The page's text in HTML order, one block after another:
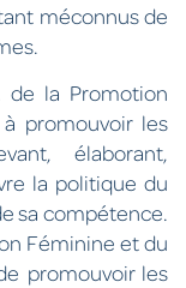
méconnus de
de la Promotion
promouvoir les
élaborant,
la politique du
sa compétence.
Féminine et du
promouvoir les